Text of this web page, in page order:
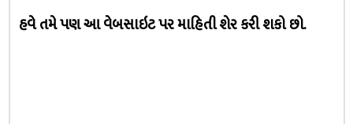
હવે તમે પણ આ વેબસાઇટ પર માહિતી શેર કરી શકો છો.